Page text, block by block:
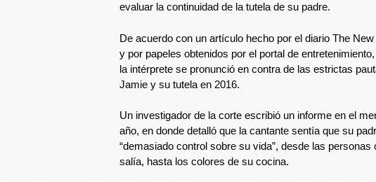
evaluar la continuidad de la tutela de su padre.
De acuerdo con un artículo hecho por el diario The
y por papeles obtenidos por el portal de
la intérprete se pronunció en contra de las estrictas
Jamie y su tutela en 2016.
Un investigador de la corte escribió un informe en el
año, en donde detalló que la cantante sentía que su
“demasiado control sobre su vida”, desde las personas
salía, hasta los colores de su cocina.